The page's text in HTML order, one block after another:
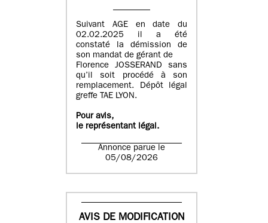
Suivant AGE en date du
02.02.2025 il a été
constaté la démission de
son mandat de gérant de
Florence JOSSERAND sans
qu’il soit procédé à son
remplacement. Dépôt légal
greffe TAE LYON.
Pour avis,
le représentant légal.
Annonce parue le
05/08/2026
AVIS DE MODIFICATION